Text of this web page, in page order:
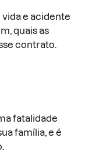
e acidente
quais as
contrato.
fatalidade
família, e é